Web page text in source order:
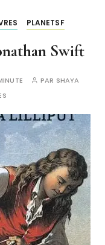
PLANETSF
Swift
PAR SHAYA